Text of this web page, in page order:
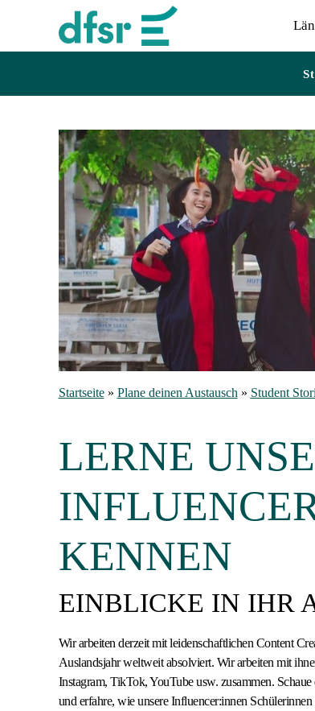
Startseite» Plane deinen Austausch » Student
LERNE
KENNEN
EINBLICKE IN IHR
Wir arbeiten derzeit mit leidenschaftlichen Content
Auslandsjahr weltweit absolviert. Wir arbeiten mit
Instagram, TikTok, YouTube usw. zusammen.
und erfahre, wie unsere Influencer:innen